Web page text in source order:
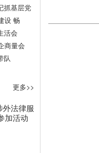
抓基层党
设 畅
活会
商量会
队
更多>>
法律服
加活动